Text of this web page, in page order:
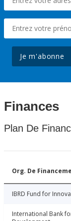
Je m'abonne
Finances
Plan De
Org. De
IBRD Fund for
International Bank